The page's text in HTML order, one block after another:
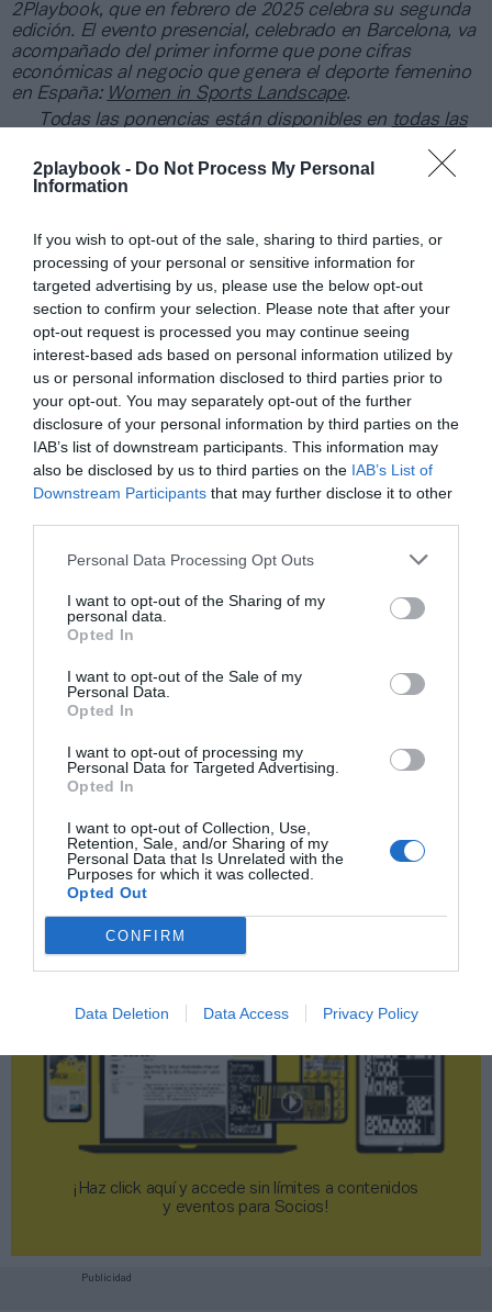
2playbook - Do Not Process My Personal
Information
If you wish to opt-out of the sale, sharing to third parties, or
processing of your personal or sensitive information for
targeted advertising by us, please use the below opt-out
section to confirm your selection. Please note that after your
opt-out request is processed you may continue seeing
interest-based ads based on personal information utilized by
us or personal information disclosed to third parties prior to
your opt-out. You may separately opt-out of the further
disclosure of your personal information by third parties on the
IAB’s list of downstream participants. This information may
also be disclosed by us to third parties on the IAB’s List of
Downstream Participants that may further disclose it to other
Personal Data Processing Opt Outs
I want to opt-out of the Sharing of my
personal data.
Opted In
I want to opt-out of the Sale of my
Personal Data.
Opted In
I want to opt-out of processing my
Personal Data for Targeted Advertising.
Opted In
I want to opt-out of Collection, Use,
Retention, Sale, and/or Sharing of my
Personal Data that Is Unrelated with the
Purposes for which it was collected.
Opted Out
CONFIRM
Data Deletion Data Access Privacy Policy
2P
Google
Atlético de Madrid
2Playbook, que en febrero de 2025 celebra su segunda
edición. El evento presencial, celebrado en Barcelona, va
acompañado del primer informe que pone cifras
económicas al negocio que genera el deporte femenino
en España: Women in Sports Landscape.
Todas las ponencias están disponibles en todas las
puedes seguir toda la actualidad económica del deporte
practicado por mujeres a través de
Añadir 2Playbook
como fuente preferida de Google
de forma gratuita
Mantente informado con las últimas noticias de actualidad.
ACTIVAR AHORA
Compartir
Imprimir
Publicidad
2Playbook Club2P
¡Haz click aquí y accede sin límites a contenidos
y eventos para Socios!​​​​​​​
Publicidad